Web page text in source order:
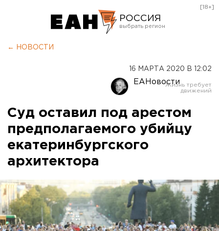
РОССИЯ
Оренбург
[18+]
← НОВОСТИ
16 МАРТА 2020 В 12:02
ЕАНовости
Суд оставил под арестом
предполагаемого убийцу
екатеринбургского
архитектора